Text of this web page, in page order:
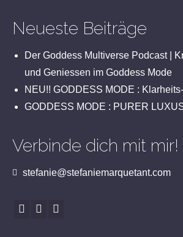
Neueste Beiträge
Der Goddess Multiverse Podcast |
und Geniessen im Goddess Mode
NEU!! GODDESS MODE :
GODDESS MODE : PURER
Verbinde dich mit mir!
stefanie@stefaniemarquetant.com